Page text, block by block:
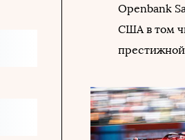
Openbank
США в том